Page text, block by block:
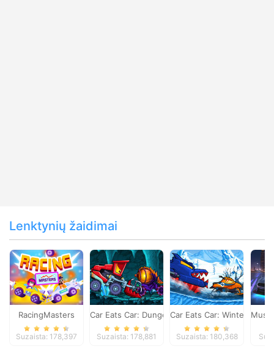
Lenktynių žaidimai
RacingMasters
Suzaista: 178,397
Car Eats Car: Dungeon Adventure
Suzaista: 178,881
Car Eats Car: Winter
Suzaista: 180,368